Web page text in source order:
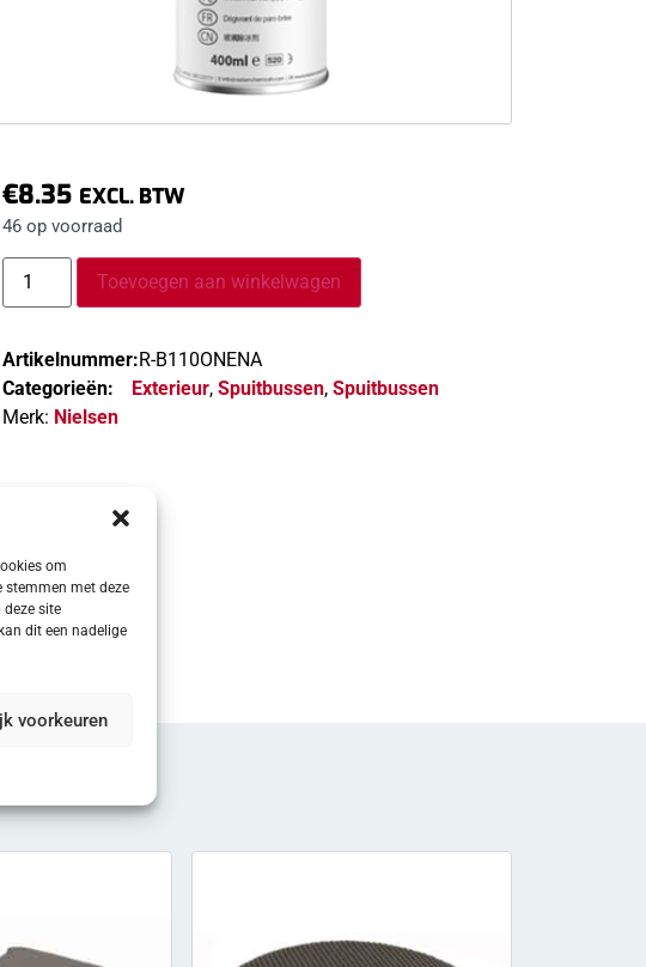
om
stemmen met deze
site
dit een nadelige
voorkeuren
€8.35 EXCL. BTW
46 op voorraad
Toevoegen aan winkelwagen
Artikelnummer:R-B110ONENA
Categorieën:
Exterieur, Spuitbussen, Spuitbussen
Merk: Nielsen